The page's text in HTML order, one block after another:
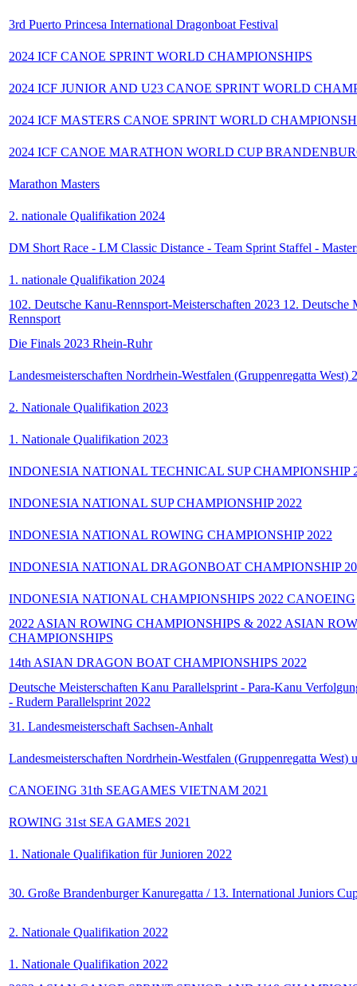
3rd Puerto Princesa International Dragonboat Festival
2024 ICF CANOE SPRINT WORLD CHAMPIONSHIPS
2024 ICF JUNIOR AND U23 CANOE SPRINT WORLD
2024 ICF MASTERS CANOE SPRINT WORLD
2024 ICF CANOE MARATHON WORLD CUP
Marathon Masters
2. nationale Qualifikation 2024
DM Short Race - LM Classic Distance - Team Sprint Staffel -
1. nationale Qualifikation 2024
102. Deutsche Kanu-Rennsport-Meisterschaften 2023 12. Deutsche
Rennsport
Die Finals 2023 Rhein-Ruhr
Landesmeisterschaften Nordrhein-Westfalen (Gruppenregatta West)
2. Nationale Qualifikation 2023
1. Nationale Qualifikation 2023
INDONESIA NATIONAL TECHNICAL SUP CHAMPIONSHIP
INDONESIA NATIONAL SUP CHAMPIONSHIP 2022
INDONESIA NATIONAL ROWING CHAMPIONSHIP 2022
INDONESIA NATIONAL DRAGONBOAT CHAMPIONSHIP
INDONESIA NATIONAL CHAMPIONSHIPS 2022 CANOEING
2022 ASIAN ROWING CHAMPIONSHIPS & 2022 ASIAN
CHAMPIONSHIPS
14th ASIAN DRAGON BOAT CHAMPIONSHIPS 2022
Deutsche Meisterschaften Kanu Parallelsprint - Para-Kanu
- Rudern Parallelsprint 2022
31. Landesmeisterschaft Sachsen-Anhalt
Landesmeisterschaften Nordrhein-Westfalen (Gruppenregatta West)
CANOEING 31th SEAGAMES VIETNAM 2021
ROWING 31st SEA GAMES 2021
1. Nationale Qualifikation für Junioren 2022
30. Große Brandenburger Kanuregatta / 13. International Juniors
2. Nationale Qualifikation 2022
1. Nationale Qualifikation 2022